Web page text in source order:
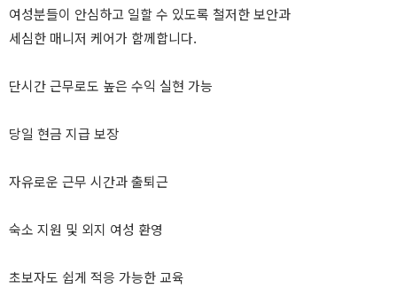
여성분들이 안심하고 일할 수 있도록 철저한 보안과
세심한 매니저 케어가 함께합니다.
단시간 근무로도 높은 수익 실현 가능
당일 현금 지급 보장
자유로운 근무 시간과 출퇴근
숙소 지원 및 외지 여성 환영
초보자도 쉽게 적응 가능한 교육